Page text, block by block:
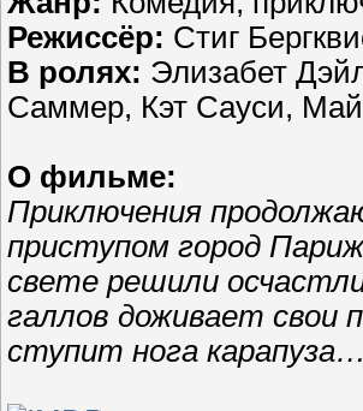
Режиссёр: Стиг
В ролях: Элизабет
Саммер, Кэт Сауси,
О фильме:
Приключения
приступом город
свете решили
галлов доживает свои
ступит нога карапуза…